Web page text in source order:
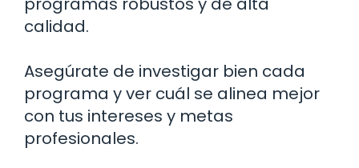
calidad.
Asegúrate de investigar bien cada
programa y ver cuál se alinea mejor
con tus intereses y metas
profesionales.